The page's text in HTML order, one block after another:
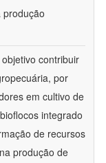
contribuir
por
em cultivo de
integrado
de recursos
produção de